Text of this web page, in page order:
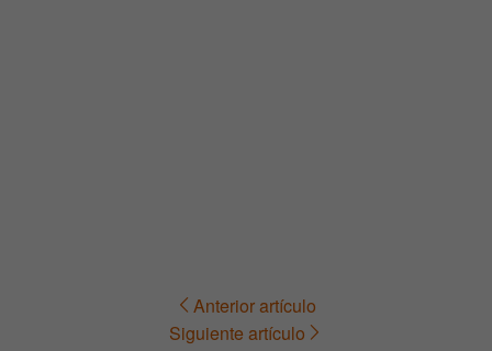
Navegación Anterior artículo
Siguiente artículo